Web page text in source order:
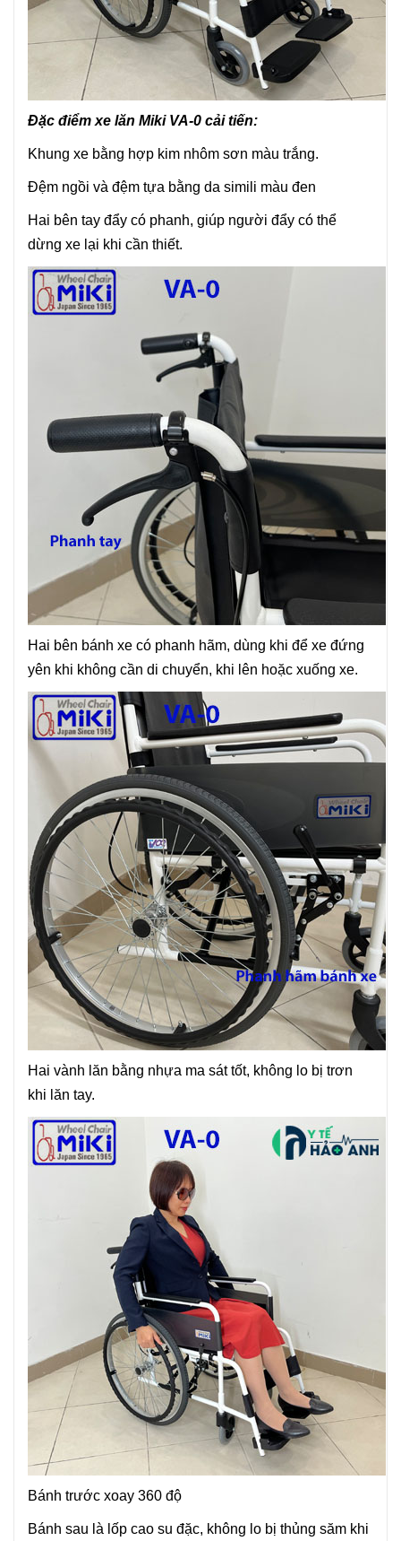
Đặc điểm xe lăn Miki VA-0 cải tiến:
Khung xe bằng hợp kim nhôm sơn màu trắng.
Đệm ngồi và đệm tựa bằng da simili màu đen
Hai bên tay đẩy có phanh, giúp người đẩy có thể
dừng xe lại khi cần thiết.
Hai bên bánh xe có phanh hãm, dùng khi để xe đứng
yên khi không cần di chuyển, khi lên hoặc xuống xe.
Hai vành lăn bằng nhựa ma sát tốt, không lo bị trơn
khi lăn tay.
Bánh trước xoay 360 độ
Bánh sau là lốp cao su đặc, không lo bị thủng săm khi